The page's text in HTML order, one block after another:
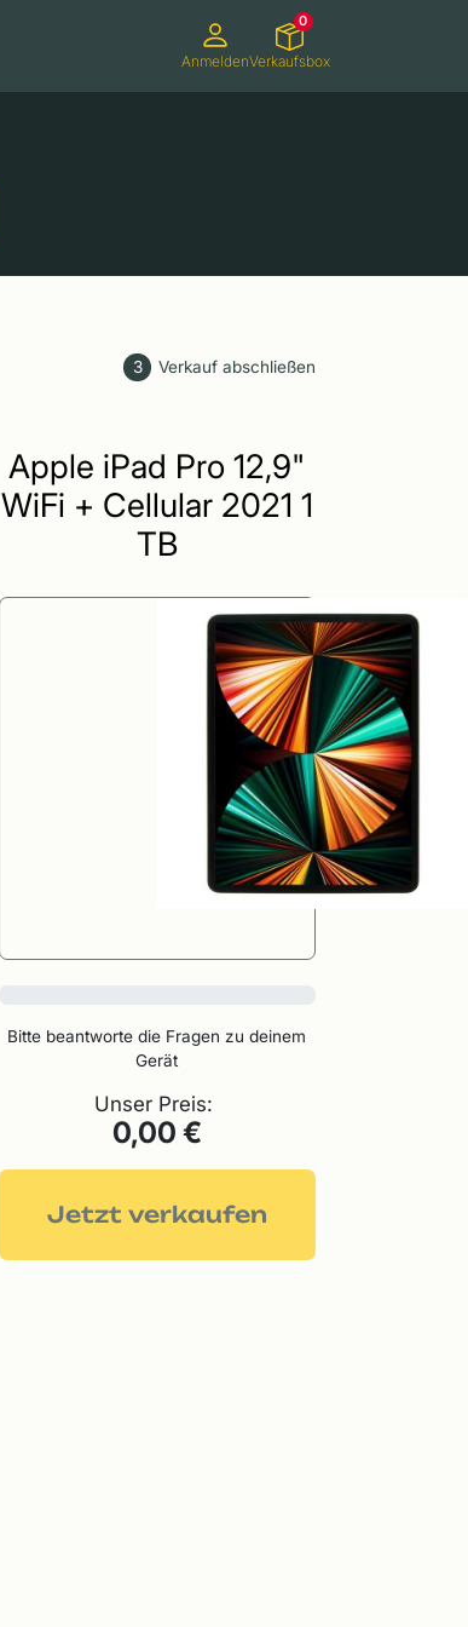
AnmeldenVerkaufsbox
0
3 Verkauf abschließen
Apple iPad Pro 12,9"
WiFi + Cellular 2021 1
TB
Bitte beantworte die Fragen zu deinem
Gerät
Unser Preis:
0,00 €
Jetzt verkaufen